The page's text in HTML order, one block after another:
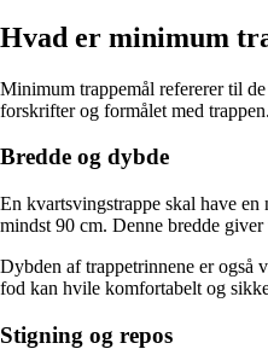
Hvad er minimum
Minimum trappemål refererer til
forskrifter og formålet med
Bredde og dybde
En kvartsvingstrappe skal have
mindst 90 cm. Denne bredde
Dybden af trappetrinnene er
fod kan hvile komfortabelt og
Stigning og repos